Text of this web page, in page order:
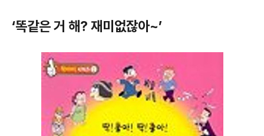
‘똑같은 거 해? 재미없잖아~’